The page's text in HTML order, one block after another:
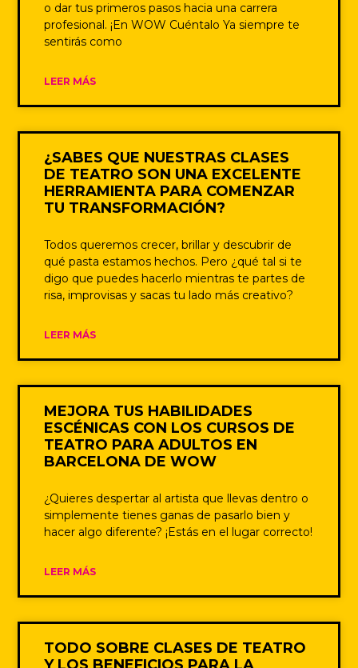
o dar tus primeros pasos hacia una carrera
profesional. ¡En WOW Cuéntalo Ya siempre te
sentirás como
LEER MÁS
¿SABES QUE NUESTRAS CLASES
DE TEATRO SON UNA EXCELENTE
HERRAMIENTA PARA COMENZAR
TU TRANSFORMACIÓN?
Todos queremos crecer, brillar y descubrir de
qué pasta estamos hechos. Pero ¿qué tal si te
digo que puedes hacerlo mientras te partes de
risa, improvisas y sacas tu lado más creativo?
LEER MÁS
MEJORA TUS HABILIDADES
ESCÉNICAS CON LOS CURSOS DE
TEATRO PARA ADULTOS EN
BARCELONA DE WOW
¿Quieres despertar al artista que llevas dentro o
simplemente tienes ganas de pasarlo bien y
hacer algo diferente? ¡Estás en el lugar correcto!
LEER MÁS
TODO SOBRE CLASES DE TEATRO